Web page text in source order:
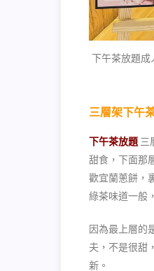
下午茶放題成
三層架下午
下午茶放題 三
甜食，下面那
歡宜蘭蔥餅，
綠茶味道一般
因為最上層的
夫，不是很甜
新。